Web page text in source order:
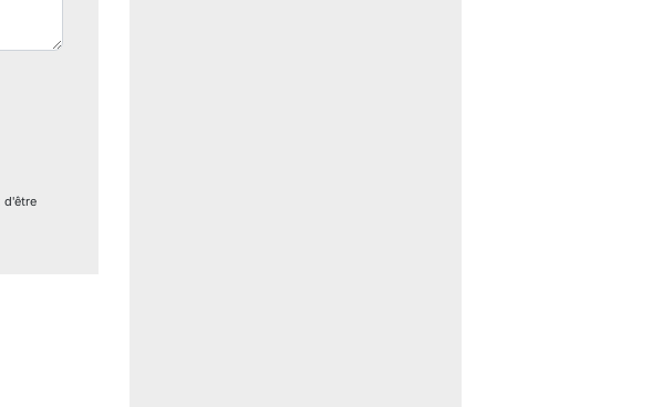
oliviers, et
créant un
cette
services,
:
d'être